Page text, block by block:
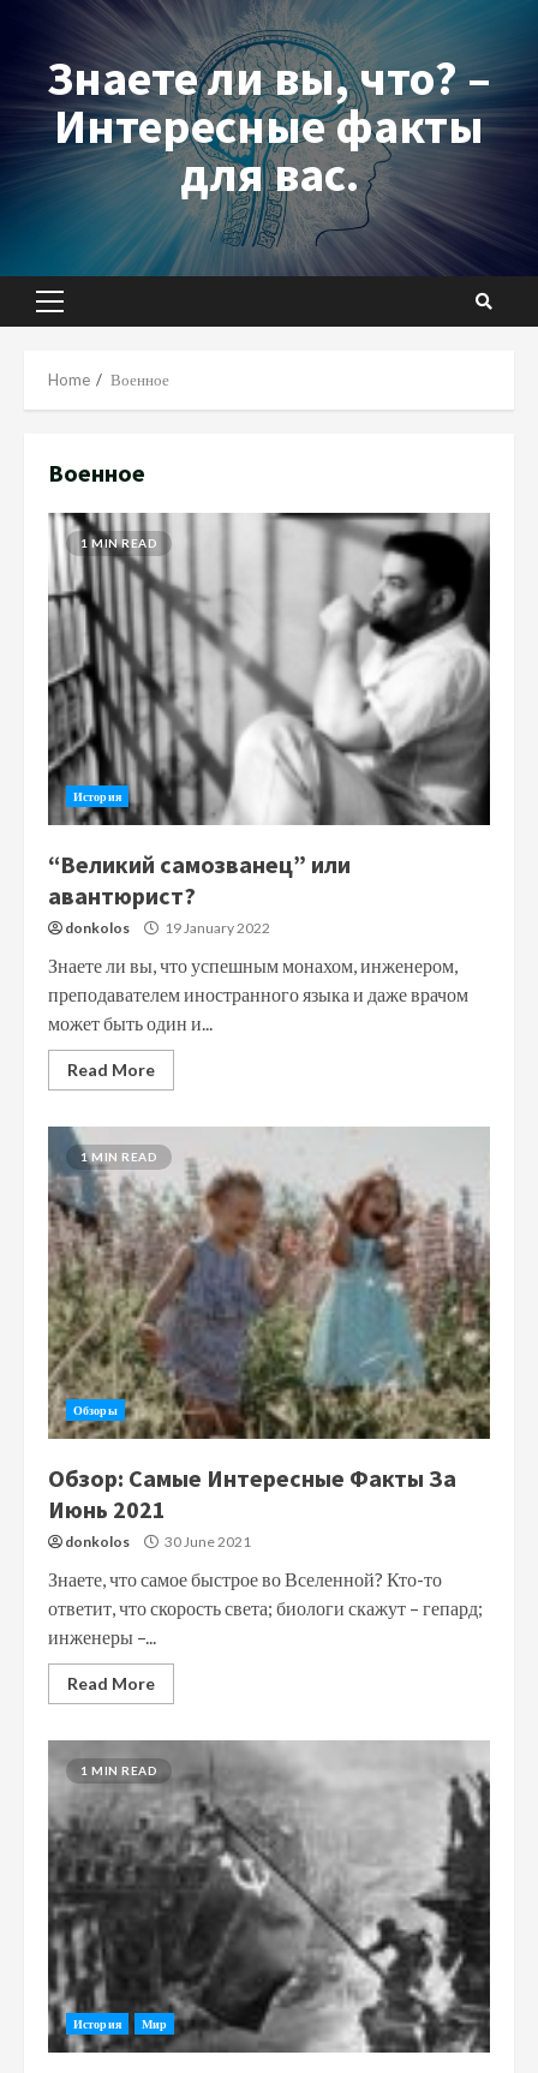
contentЗнаете ли вы, что? –
Интересные факты
для вас.
Primary
Home Военное
Военное
1 MIN READ
История
“Великий самозванец” или
авантюрист?
donkolos 19 January 2022
Знаете ли вы, что успешным монахом, инженером,
преподавателем иностранного языка и даже врачом
может быть один и...
Read More
1 MIN READ
Обзоры
Обзор: Самые Интересные Факты За
Июнь 2021
donkolos 30 June 2021
Знаете, что самое быстрое во Вселенной? Кто-то
ответит, что скорость света; биологи скажут – гепард;
инженеры –...
Read More
1 MIN READ
История Мир